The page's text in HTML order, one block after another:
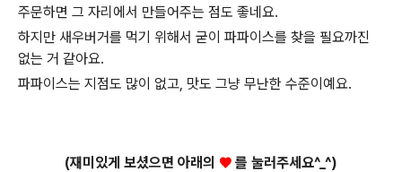
주문하면 그 자리에서 만들어주는 점도 좋네요.
하지만 새우버거를 먹기 위해서 굳이 파파이스를 찾을 필요까진
없는 거 같아요.
파파이스는 지점도 많이 없고, 맛도 그냥 무난한 수준이예요.
(재미있게 보셨으면 아래의 ♥ 를 눌러주세요^_^)